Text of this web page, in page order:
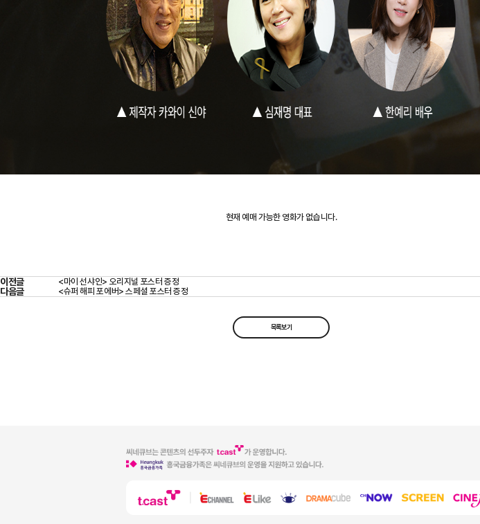
현재 예매 가능한 영화가 없습니다.
이전글 <마이 선샤인> 오리지널 포스터 증정
다음글 <슈퍼 해피 포에버> 스페셜 포스터 증정
목록보기